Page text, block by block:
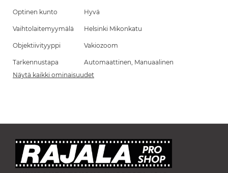
Optinen kunto Hyvä
Vaihtolaitemyymälä Helsinki Mikonkatu
Objektiivityyppi Vakiozoom
Tarkennustapa
Automaattinen, Manuaalinen
Näytä kaikki ominaisuudet